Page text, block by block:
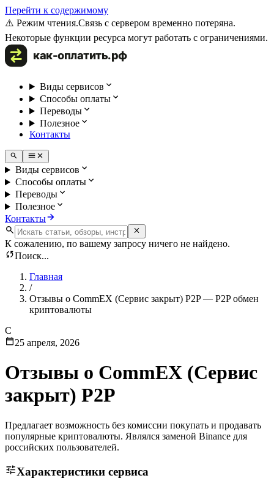
Перейти к содержимому
⚠️ Режим чтения.Связь с сервером временно потеряна.
Некоторые функции ресурса могут работать с ограничениями.
Виды сервисов
Способы оплаты
Переводы
Полезное
Контакты
Виды сервисов
Способы оплаты
Переводы
Полезное
Контакты
К сожалению, по вашему запросу ничего не найдено.
Поиск...
Главная
/
Отзывы о CommEX (Сервис закрыт) P2P — P2P обмен
криптовалюты
C
25 апреля, 2026
Отзывы о CommEX (Сервис
закрыт) P2P
Предлагает возможность без комиссии покупать и продавать
популярные криптовалюты. Являлся заменой Binance для
российских пользователей.
Характеристики сервиса